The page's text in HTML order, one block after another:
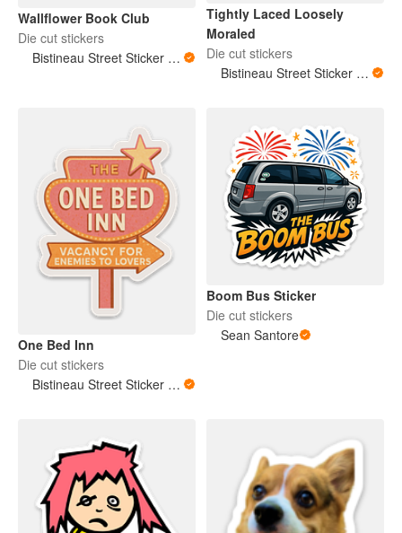
Wallflower Book Club
Die cut stickers
Bistineau Street Sticker Co
Tightly Laced Loosely
Moraled
Die cut stickers
Bistineau Street Sticker Co
One Bed Inn
Die cut stickers
Bistineau Street Sticker Co
Boom Bus Sticker
Die cut stickers
Sean Santore